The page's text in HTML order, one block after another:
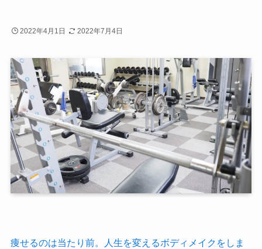
2022年4月1日 2022年7月4日
痩せるのは当たり前。人生を変えるボディメイクをしま